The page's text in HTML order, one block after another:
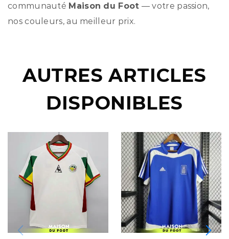
communauté Maison du Foot — votre passion,
nos couleurs, au meilleur prix.
AUTRES ARTICLES
DISPONIBLES